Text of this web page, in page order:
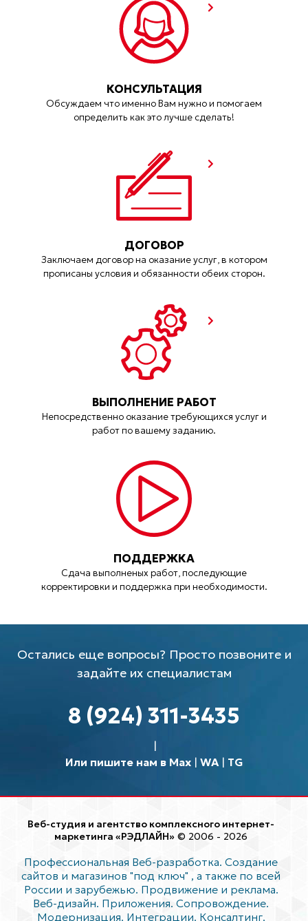
КОНСУЛЬТАЦИЯ
Обсуждаем что именно Вам нужно и помогаем
определить как это лучше сделать!
ДОГОВОР
Заключаем договор на оказание услуг, в котором
прописаны условия и обязанности обеих сторон.
ВЫПОЛНЕНИЕ РАБОТ
Непосредственно оказание требующихся услуг и
работ по вашему заданию.
ПОДДЕРЖКА
Сдача выполненых работ, последующие
корректировки и поддержка при необходимости.
Остались еще вопросы? Просто позвоните и
задайте их специалистам
8 (924) 311-3435
Или пишите нам в Max| WA| TG
Веб-студия и агентство комплексного интернет-
маркетинга «РЭДЛАЙН» © 2006 - 2026
Профессиональная Веб-разработка. Создание
сайтов и магазинов "под ключ" , а также по всей
России и зарубежью. Продвижение и реклама.
Веб-дизайн. Приложения. Сопровождение.
Модернизация. Интеграции. Консалтинг.